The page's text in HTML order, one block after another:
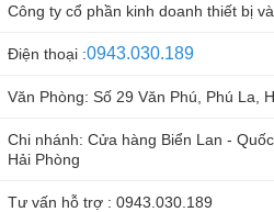
Công ty cổ phần kinh doanh thiết bị
Điện thoại :0943.030.189
Văn Phòng: Số 29 Văn Phú, Phú La,
Chi nhánh: Cửa hàng Biển Lan -
Hải Phòng
Tư vấn hỗ trợ : 0943.030.189